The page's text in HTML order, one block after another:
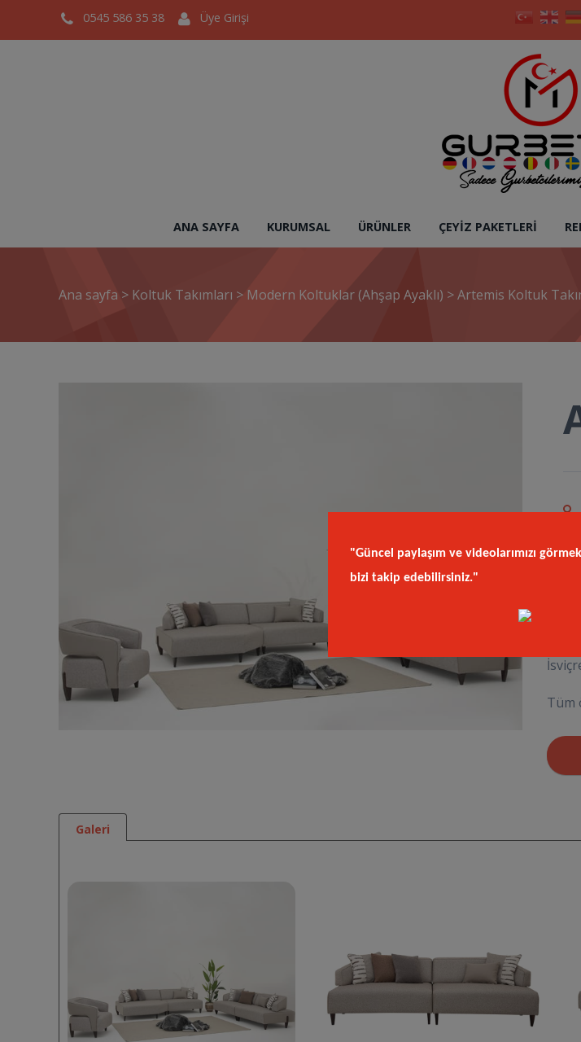
0545 586 35 38 Üye Girişi
ANA SAYFA KURUMSAL ÜRÜNLER ÇEYIZ PAKETLERI
Ana sayfa > Koltuk Takımları > Modern Koltuklar (Ahşap Ayaklı) >Artemis Koltuk
Tüm
Galeri
"Güncel paylaşım ve videolarımızı
bizi takip edebilirsiniz."